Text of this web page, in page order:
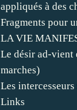
appliqués à des
Fragments pour
LA VIE
Le désir ad-vient
marches)
Les
Links